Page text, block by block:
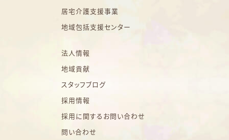
居宅介護支援事業
地域包括支援センター
法人情報
地域貢献
スタッフブログ
採用情報
採用に関するお問い合わせ
問い合わせ